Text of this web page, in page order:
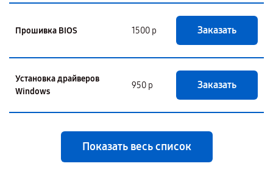
Прошивка BIOS 1500 р Заказать
Установка драйверов
Windows
950 р Заказать
Показать весь список